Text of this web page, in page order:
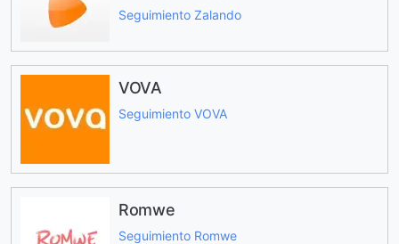
Seguimiento Zalando
VOVA
Seguimiento VOVA
Romwe
Seguimiento Romwe